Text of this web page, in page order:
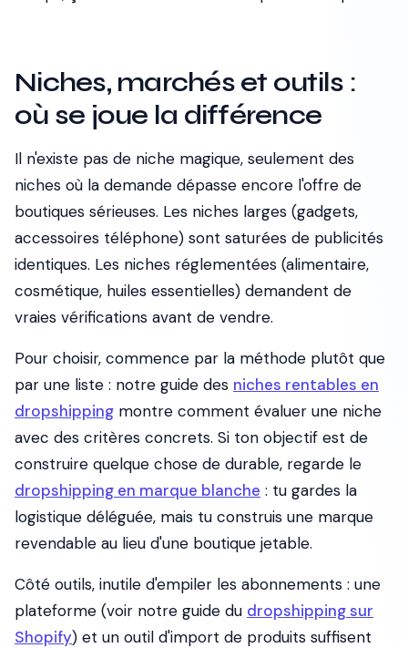
Niches, marchés et outils :
où se joue la différence
Il n'existe pas de niche magique, seulement des
niches où la demande dépasse encore l'offre de
boutiques sérieuses. Les niches larges (gadgets,
accessoires téléphone) sont saturées de publicités
identiques. Les niches réglementées (alimentaire,
cosmétique, huiles essentielles) demandent de
vraies vérifications avant de vendre.
Pour choisir, commence par la méthode plutôt que
par une liste : notre guide des niches rentables en
dropshipping montre comment évaluer une niche
avec des critères concrets. Si ton objectif est de
construire quelque chose de durable, regarde le
dropshipping en marque blanche : tu gardes la
logistique déléguée, mais tu construis une marque
revendable au lieu d'une boutique jetable.
Côté outils, inutile d'empiler les abonnements : une
plateforme (voir notre guide du dropshipping sur
Shopify) et un outil d'import de produits suffisent